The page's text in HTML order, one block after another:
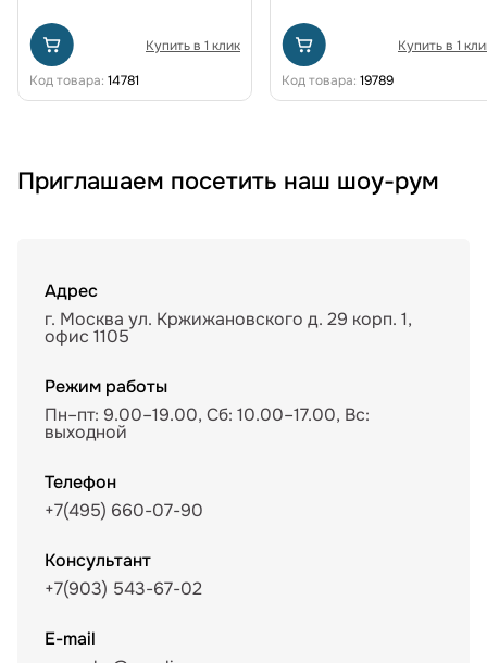
Купить в 1 клик
Код товара: 14781
Купить в 1
Код товара: 19789
Приглашаем посетить наш шоу-рум
Адрес
г. Москва ул. Кржижановского д. 29 корп. 1,
офис 1105
Режим работы
Пн–пт: 9.00–19.00, Сб: 10.00–17.00, Вс:
выходной
Телефон
+7(495) 660-07-90
Консультант
+7(903) 543-67-02
E-mail